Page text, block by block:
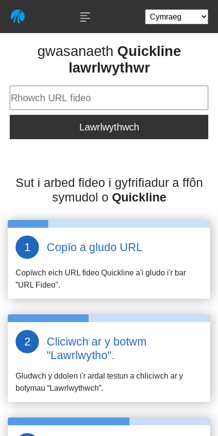
gwasanaeth Quickline
lawrlwythwr
Lawrlwythwch
Sut i arbed fideo i gyfrifiadur a ffôn
symudol o Quickline
Copïo a gludo URL
Copïwch eich URL fideo Quickline a'i gludo i'r bar
”URL Fideo".
Cliciwch ar y botwm
"Lawrlwytho".
Gludwch y ddolen i'r ardal testun a chliciwch ar y
botymau “Lawrlwythwch”.